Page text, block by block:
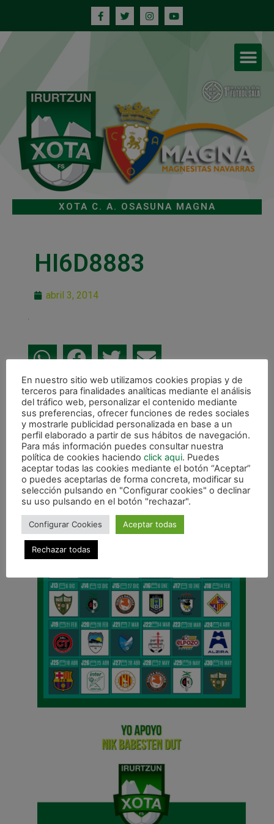
XOTA C. A. OSASUNA MAGNA
HI6D8883
abril 3, 2014
ANTERIOR
Victoria por un gol a cero en el amistoso contra Japón
CALENDARIO DE LIGA
En nuestro sitio web utilizamos cookies propias y de
terceros para finalidades analíticas mediante el análisis
del tráfico web, personalizar el contenido mediante
sus preferencias, ofrecer funciones de redes sociales
y mostrarle publicidad personalizada en base a un
perfil elaborado a partir de sus hábitos de navegación.
Para más información puedes consultar nuestra
política de cookies haciendo click aqui. Puedes
aceptar todas las cookies mediante el botón “Aceptar”
o puedes aceptarlas de forma concreta, modificar su
selección pulsando en "Configurar cookies" o declinar
su uso pulsando en el botón "rechazar".
Configurar Cookies Aceptar todas
Rechazar todas